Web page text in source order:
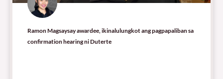
Ramon Magsaysay awardee, ikinalulungkot ang pagpapaliban sa
confirmation hearing ni Duterte